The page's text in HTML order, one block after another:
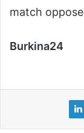
match
Burkina24